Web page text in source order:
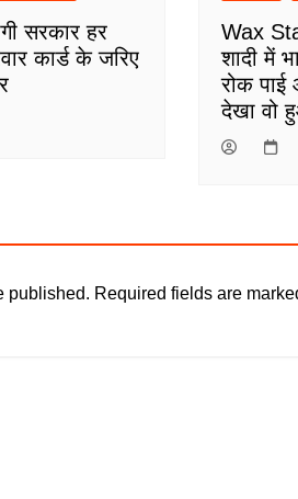
सरकार हर
कार्ड के जरिए
Wax
शादी में
रोक
देखा वो
published. Required fields are